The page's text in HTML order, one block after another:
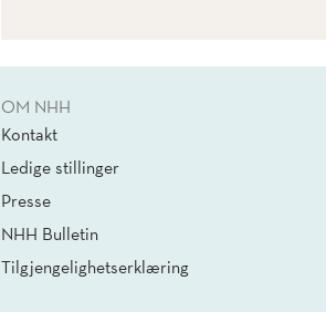
OM NHH
Kontakt
Ledige stillinger
Presse
NHH Bulletin
Tilgjengelighetserklæring